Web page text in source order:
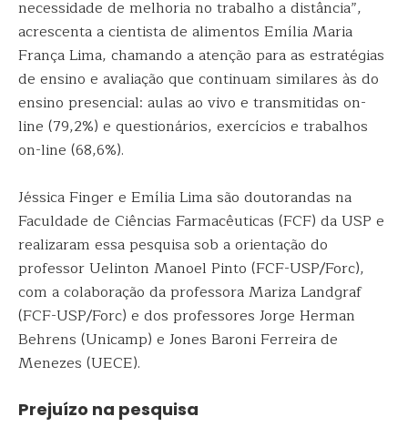
necessidade de melhoria no trabalho a distância”,
acrescenta a cientista de alimentos Emília Maria
França Lima, chamando a atenção para as estratégias
de ensino e avaliação que continuam similares às do
ensino presencial: aulas ao vivo e transmitidas on-
line (79,2%) e questionários, exercícios e trabalhos
on-line (68,6%).
Jéssica Finger e Emília Lima são doutorandas na
Faculdade de Ciências Farmacêuticas (FCF) da USP e
realizaram essa pesquisa sob a orientação do
professor Uelinton Manoel Pinto (FCF-USP/Forc),
com a colaboração da professora Mariza Landgraf
(FCF-USP/Forc) e dos professores Jorge Herman
Behrens (Unicamp) e Jones Baroni Ferreira de
Menezes (UECE).
Prejuízo na pesquisa